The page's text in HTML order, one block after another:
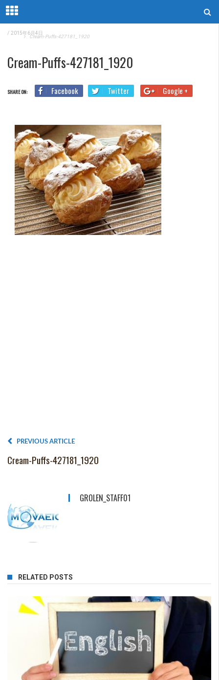
Home Cream-Puffs-427181_1920
/ 2015年6月4日
Cream-Puffs-427181_1920
SHARE ON: Facebook Twitter Google +
PREVIOUS ARTICLE
Cream-Puffs-427181_1920
GROLEN_STAFF01
RELATED POSTS